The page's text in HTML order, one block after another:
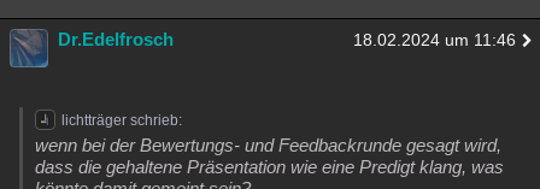
Dr.Edelfrosch 18.02.2024 um 11:46
lichtträger schrieb:
wenn bei der Bewertungs- und Feedbackrunde gesagt wird,
dass die gehaltene Präsentation wie eine Predigt klang, was